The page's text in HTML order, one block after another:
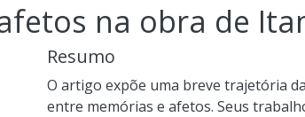
na obra de
Resumo
O artigo expõe uma breve trajetória
entre memórias e afetos. Seus